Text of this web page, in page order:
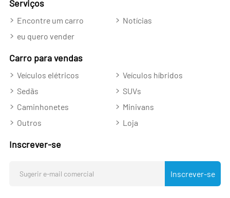
Serviços
Encontre um carro
Notícias
eu quero vender
Carro para vendas
Veículos elétricos
Veículos híbridos
Sedãs
SUVs
Caminhonetes
Minivans
Outros
Loja
Inscrever-se
Inscrever-se